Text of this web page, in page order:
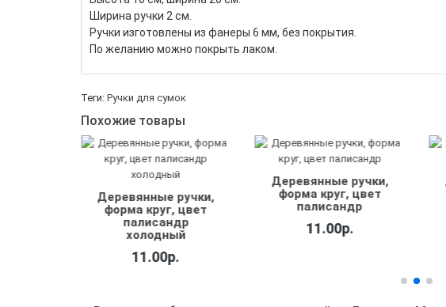
Ширина ручки 2 см.
Ручки изготовлены из фанеры 6 мм, без покрытия.
По желанию можно покрыть лаком.
Теги: Ручки для сумок
Похожие товары
Деревянные ручки,
форма круг, цвет
палисандр
11.00р.
Деревянные ручки,
форма круг
10.00р.
Выгодная и быстрая доставка почтой по Беларуси: